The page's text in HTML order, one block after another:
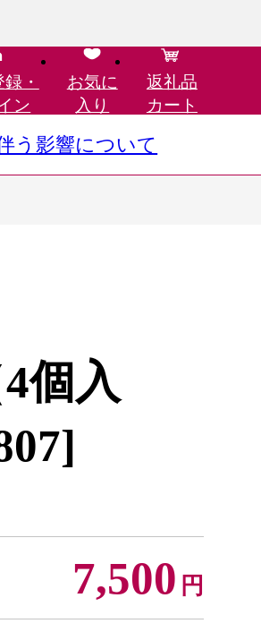
・
ン
お気に
入り
返礼品
カート
う影響について
個入
7,500 円